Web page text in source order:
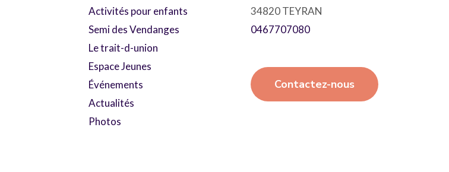
Activités pour enfants
Semi des Vendanges
Le trait-d-union
Espace Jeunes
Événements
Actualités
Photos
34820 TEYRAN
0467707080
Contactez-nous